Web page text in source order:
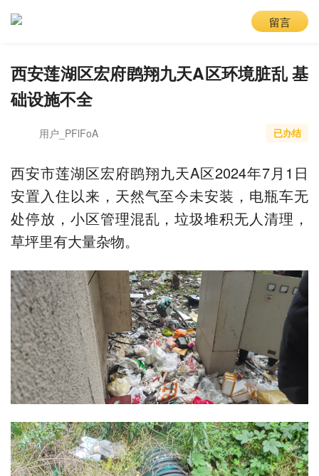
留言
西安莲湖区宏府鹍翔九天A区环境脏乱 基
础设施不全
用户_PFlFoA 已办结
西安市莲湖区宏府鹍翔九天A区2024年7月1日
安置入住以来，天然气至今未安装，电瓶车无
处停放，小区管理混乱，垃圾堆积无人清理，
草坪里有大量杂物。